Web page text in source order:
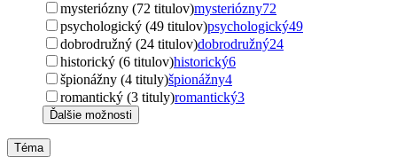
mysteriózny (72 titulov)mysteriózny72
psychologický (49 titulov)psychologický49
dobrodružný (24 titulov)dobrodružný24
historický (6 titulov)historický6
špionážny (4 tituly)špionážny4
romantický (3 tituly)romantický3
Ďalšie možnosti
Téma